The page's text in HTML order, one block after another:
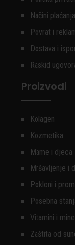
Načini plaćanja
Povrat i
Dostava i
Raskid
Proizvodi
Kolagen
Kozmetika
Mame i djeca
Mršavljenje i
Pokloni i
Posebna
Vitamini i
Zaštita od